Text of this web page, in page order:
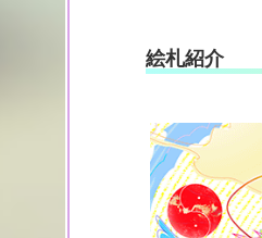
絵札紹介